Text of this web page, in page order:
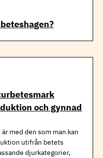
och gynnad
med den som man kan
utifrån betets
djurkategorier,